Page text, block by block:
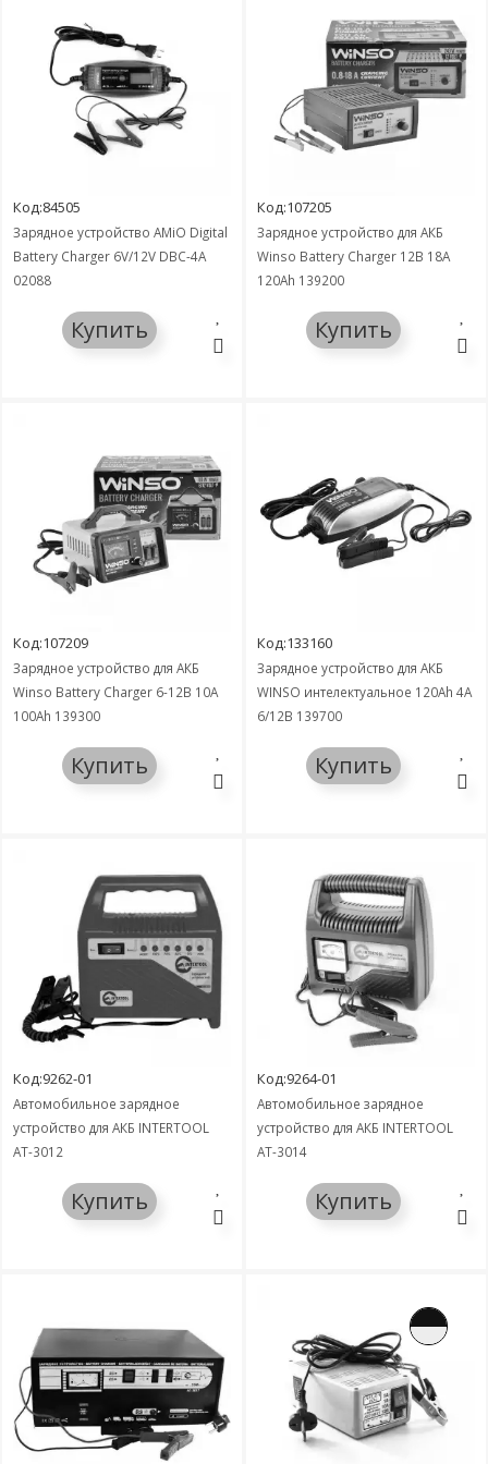
Код:84505
Зарядное устройство AMiO Digital
Battery Charger 6V/12V DBC-4A
02088
Купить
Код:107205
Зарядное устройство для АКБ
Winso Battery Charger 12В 18А
120Ah 139200
Купить
Код:107209
Зарядное устройство для АКБ
Winso Battery Charger 6-12В 10А
100Ah 139300
Купить
Код:133160
Зарядное устройство для АКБ
WINSO интелектуальное 120Ah 4А
6/12В 139700
Купить
Код:9262-01
Автомобильное зарядное
устройство для АКБ INTERTOOL
AT-3012
Купить
Код:9264-01
Автомобильное зарядное
устройство для АКБ INTERTOOL
AT-3014
Купить